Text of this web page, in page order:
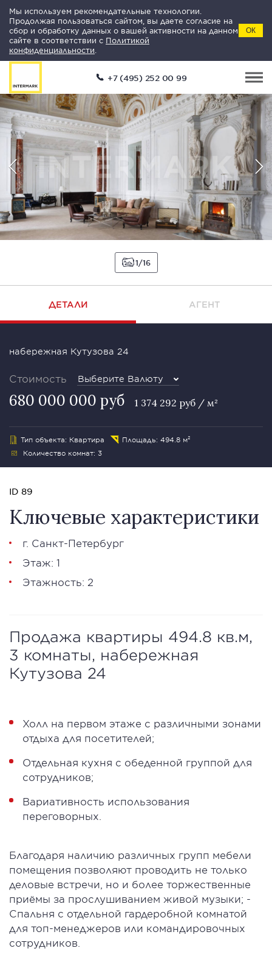
Мы используем рекомендательные технологии.
Продолжая пользоваться сайтом, вы даете согласие на
сбор и обработку данных о вашей активности на данном
сайте в соответствии с Политикой
конфиденциальности
ОК
+7 (495) 252 00 99
1 16
ДЕТАЛИ АГЕНТ
набережная Кутузова 24
Стоимость Выберите Валюту
680 000 000 руб 1 374 292 руб / м²
Тип объекта: Квартира
Площадь: 494.8 м²
Количество комнат: 3
ID 89
Ключевые характеристики
г. Санкт-Петербург
Этаж: 1
Этажность: 2
Продажа квартиры 494.8 кв.м,
3 комнаты, набережная
Кутузова 24
Холл на первом этаже с различными зонами
отдыха для посетителей;
Отдельная кухня с обеденной группой для
сотрудников;
Вариативность использования
переговорных.
Благодаря наличию различных групп мебели
помещения позволяют проводить не только
деловые встречи, но и более торжественные
приёмы за прослушиванием живой музыки; -
Спальня с отдельной гардеробной комнатой
для топ-менеджеров или командировочных
сотрудников.